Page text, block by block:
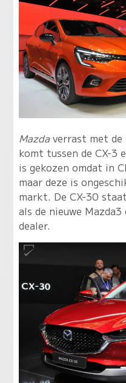
Mazdaverrast met de
komt tussen de CX-3
is gekozen omdat in
maar deze is
markt. De CX-30
als de nieuwe
dealer.